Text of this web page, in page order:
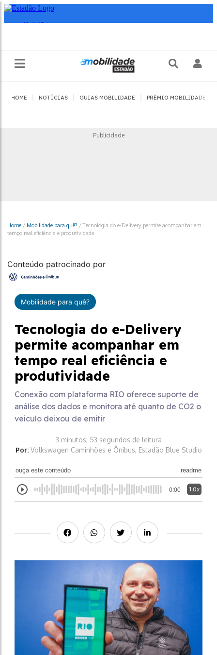
HOME NOTÍCIAS GUIAS MOBILIDADE PRÊMIO MOBILIDADE
Publicidade
Home / Mobilidade para quê? /Tecnologia do e-Delivery permite acompanhar em
tempo real eficiência e produtividade
Conteúdo patrocinado por
Mobilidade para quê?
Tecnologia do e-Delivery
permite acompanhar em
tempo real eficiência e
produtividade
Conexão com plataforma RIO oferece suporte de
análise dos dados e monitora até quanto de CO2 o
veículo deixou de emitir
3 minutos, 53 segundos de leitura
Por: Volkswagen Caminhões e Ônibus, Estadão Blue Studio
ouça este conteúdo readme
0:00 1.0x